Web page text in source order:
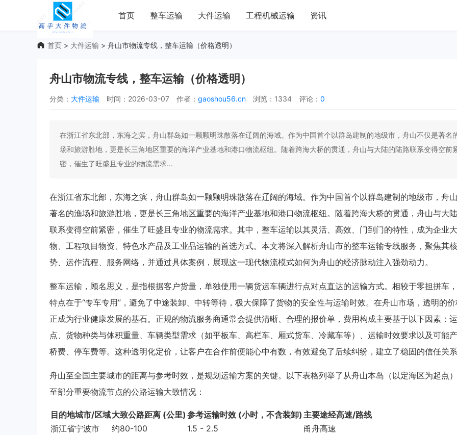
首页 整车运输 大件运输 工程机械运输 资讯
首页 > 大件运输 > 舟山市​物流专线，整车运输（价格透明）
舟山市​物流专线，整车运输（价格透明）
分类： 大件运输 时间：2026-03-07 作者： gaoshou56.cn 浏览：1334 评论： 0
在浙江省东北部，东海之滨，舟山群岛如一颗颗明珠散落在辽阔的海域。作为中国首个以群岛建制的地级市，舟山不仅是著名
场和旅游胜地，更是长三角地区重要的海洋产业基地和港口物流枢纽。随着跨海大桥的贯通，舟山与大陆的陆路联系变得空前
密，催生了旺盛且专业的物流需求...
在浙江省东北部，东海之滨，舟山群岛如一颗颗明珠散落在辽阔的海域。作为中国首个以群岛建制的地级市，舟
著名的渔场和旅游胜地，更是长三角地区重要的海洋产业基地和港口物流枢纽。随着跨海大桥的贯通，舟山与大
联系变得空前紧密，催生了旺盛且专业的物流需求。其中，整车运输以其灵活、高效、门到门的特性，成为企业
物、工程项目物资、特色水产品及工业品运输的首选方式。本文将深入解析舟山市的整车运输专线服务，聚焦其
势、运作流程、服务网络，并通过具体案例，展现这一现代物流模式如何为舟山的经济脉动注入强劲动力。
整车运输，顾名思义，是指根据客户货量，单独使用一辆货运车辆进行点对点直达的运输方式。相较于零担拼车
特点在于“专车专用”，避免了中途装卸、中转等待，极大保障了货物的安全性与运输时效。在舟山市场，透明的
正成为行业健康发展的基石。正规的物流服务商通常会提供清晰、合理的报价单，费用构成主要基于以下因素：
点、货物种类与体积重量、车辆类型需求（如平板车、高栏车、厢式货车、冷藏车等）、运输时效要求以及可能
桥费、停车费等。这种透明化定价，让客户在合作前便能心中有数，有效避免了后续纠纷，建立了稳固的信任关
舟山至全国主要城市的距离与参考时效，是规划运输方案的关键。以下表格列举了从舟山本岛（以定海区为起点
至部分重要物流节点的公路运输大致情况：
目的地城市/区域大致公路距离 (公里) 参考运输时效 (小时，不含装卸) 主要途经高速/路线
浙江省宁波市
约80-100 1.5 - 2.5
甬舟高速